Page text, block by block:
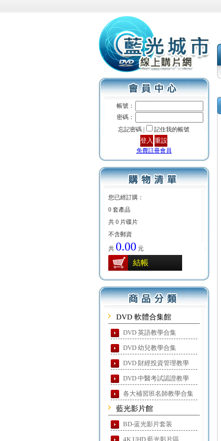
帳號：
密碼：
忘記密碼 |
記住我的帳號
免費註冊會員
您已經訂購：
0 套產品
共 0 片碟片
不含郵資
共 0.00 元
結帳
DVD 軟體合集館
DVD 英語教學合集
DVD 幼兒教學合集
DVD 財經投資管理教學
DVD 中醫考試認證教學
各大補習班名師教學合集
藍光影片館
BD-蓝光影片套装
4K UHD 藍光影片區